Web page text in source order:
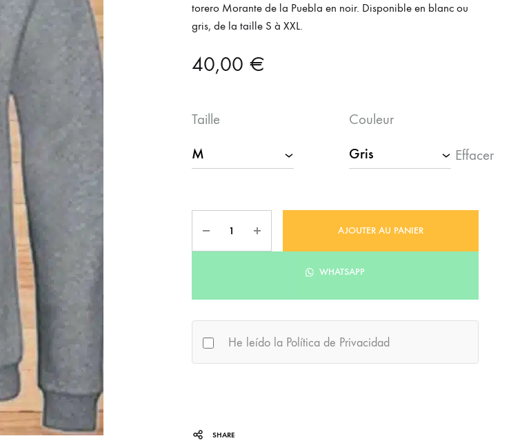
torero Morante de la Puebla en noir. Disponible en blanc ou
gris, de la taille S à XXL.
40,00 €
Taille Couleur
Effacer
AJOUTER AU PANIER
WHATSAPP
He leído la Política de Privacidad
SHARE